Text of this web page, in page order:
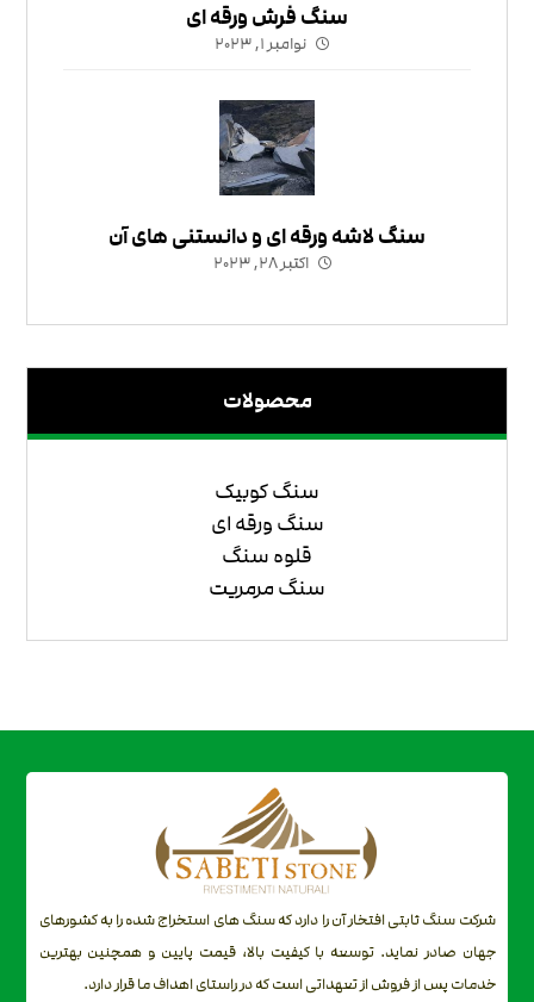
سنگ فرش ورقه ای
نوامبر ۱, ۲۰۲۳
سنگ لاشه ورقه ای و دانستنی های آن
اکتبر ۲۸, ۲۰۲۳
محصولات
سنگ کوبیک
سنگ ورقه ای
قلوه سنگ
سنگ مرمریت
شرکت سنگ ثابتی افتخار آن را دارد که سنگ های استخراج شده را به کشورهای
جهان صادر نماید. توسعه با کیفیت بالا، قیمت پایین و همچنین بهترین
خدمات پس از فروش از تعهداتی است که در راستای اهداف ما قرار دارد.